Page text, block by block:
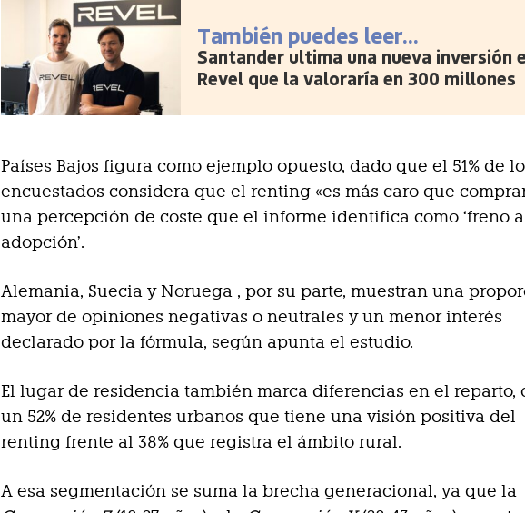
También puedes leer...
Santander ultima una nueva inversión
Revel que la valoraría en 300 millones
Países Bajos figura como ejemplo opuesto, dado que el 51% de
encuestados considera que el renting «es más caro que
una percepción de coste que el informe identifica como ‘freno
adopción’.
Alemania, Suecia y Noruega , por su parte, muestran una
mayor de opiniones negativas o neutrales y un menor interés
declarado por la fórmula, según apunta el estudio.
El lugar de residencia también marca diferencias en el reparto,
un 52% de residentes urbanos que tiene una visión positiva del
renting frente al 38% que registra el ámbito rural.
A esa segmentación se suma la brecha generacional, ya que la